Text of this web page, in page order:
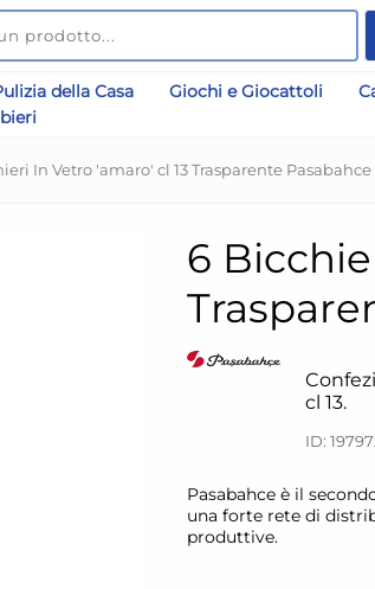
della Casa Giochi e Giocattoli
In Vetro 'amaro' cl 13 Trasparente Pasabahce
6
cl 13.
ID:
​​Pasabahce è il
una forte rete di
produttive.